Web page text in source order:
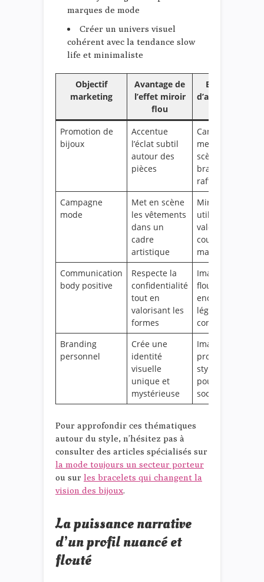
marques de mode
Créer un univers visuel
cohérent avec la tendance slow
life et minimaliste
Objectif
marketing
Avantage de
l’effet miroir
flou
Exemple
d’application
Promotion de
bijoux
Accentue
l’éclat subtil
autour des
pièces
Campagne
mettant en
scène des
bracelets
raffinés
Campagne
mode
Met en scène
les vêtements
dans un
cadre
artistique
Miroir voilé
utilisé pour
valoriser la
coupe et la
matière
Communication
body positive
Respecte la
confidentialité
tout en
valorisant les
formes
Images
floutées pour
encadrer la
légèreté et le
confort
Branding
personnel
Crée une
identité
visuelle
unique et
mystérieuse
Images de
profil
stylisées
pour réseaux
sociaux
Pour approfondir ces thématiques
autour du style, n’hésitez pas à
consulter des articles spécialisés sur
la mode toujours un secteur porteur
ou sur les bracelets qui changent la
vision des bijoux.
La puissance narrative
d’un profil nuancé et
flouté